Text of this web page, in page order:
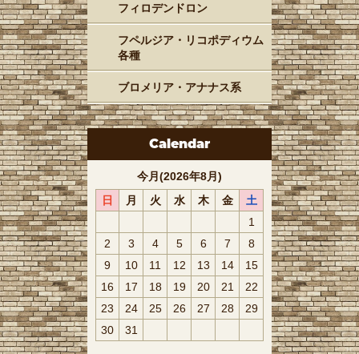
フィロデンドロン
フペルジア・リコポディウム
各種
ブロメリア・アナナス系
Calendar
今月(2026年8月)
日
月 火 水 木 金
土
1
2
3 4 5 6 7
8
9
10 11 12 13 14
15
16
17 18 19 20 21
22
23
24 25 26 27 28
29
30
31